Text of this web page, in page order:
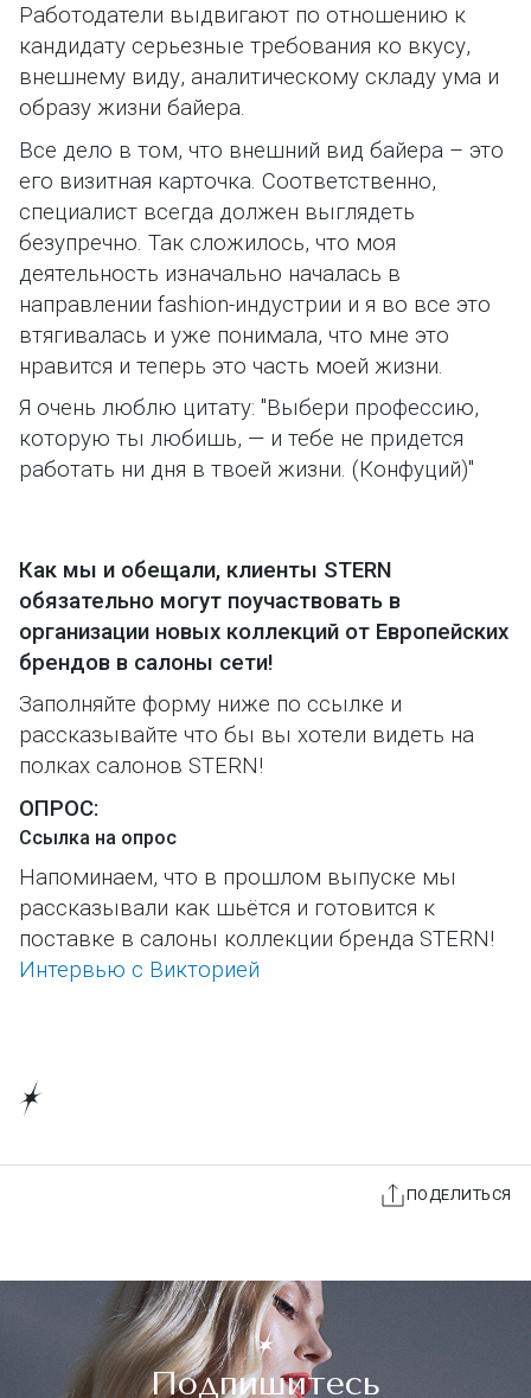
Работодатели выдвигают по отношению к
кандидату серьезные требования ко вкусу,
внешнему виду, аналитическому складу ума и
образу жизни байера.
Все дело в том, что внешний вид байера – это
его визитная карточка. Соответственно,
специалист всегда должен выглядеть
безупречно. Так сложилось, что моя
деятельность изначально началась в
направлении fashion-индустрии и я во все это
втягивалась и уже понимала, что мне это
нравится и теперь это часть моей жизни.
Я очень люблю цитату: "Выбери профессию,
которую ты любишь, — и тебе не придется
работать ни дня в твоей жизни. (Конфуций)"
Как мы и обещали, клиенты STERN
обязательно могут поучаствовать в
организации новых коллекций от Европейских
брендов в салоны сети!
Заполняйте форму ниже по ссылке и
рассказывайте что бы вы хотели видеть на
полках салонов STERN!
ОПРОС:
Ссылка на опрос
Напоминаем, что в прошлом выпуске мы
рассказывали как шьётся и готовится к
поставке в салоны коллекции бренда STERN!
Интервью с Викторией
ПОДЕЛИТЬСЯ
Подпишитесь